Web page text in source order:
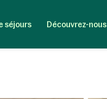
séjours Découvrez-nous